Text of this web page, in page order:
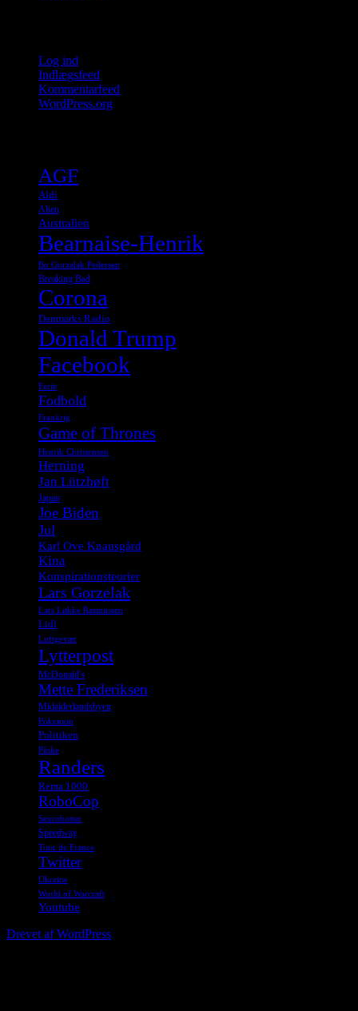
Log ind
Indlægsfeed
Kommentarfeed
WordPress.org
AGF
Aldi
Alien
Australien
Bearnaise-Henrik
Bo Gorzelak Pedersen
Breaking Bad
Corona
Danmarks Radio
Donald Trump
Facebook
Ferie
Fodbold
Frankrig
Game of Thrones
Henrik Christensen
Herning
Jan Lützhøft
Japan
Joe Biden
Jul
Karl Ove Knausgård
Kina
Konspirationsteorier
Lars Gorzelak
Lars Løkke Rasmussen
Lidl
Luftgevær
Lytterpost
McDonald's
Mette Frederiksen
Midalderlandsbyen
Pokemon
Politiken
Påske
Randers
Rema 1000
RoboCop
Sexrobotter
Speedway
Tour de France
Twitter
Ukraine
World of Warcraft
Youtube
Drevet af WordPress